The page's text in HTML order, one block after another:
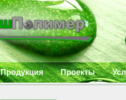
Продукция Проекты